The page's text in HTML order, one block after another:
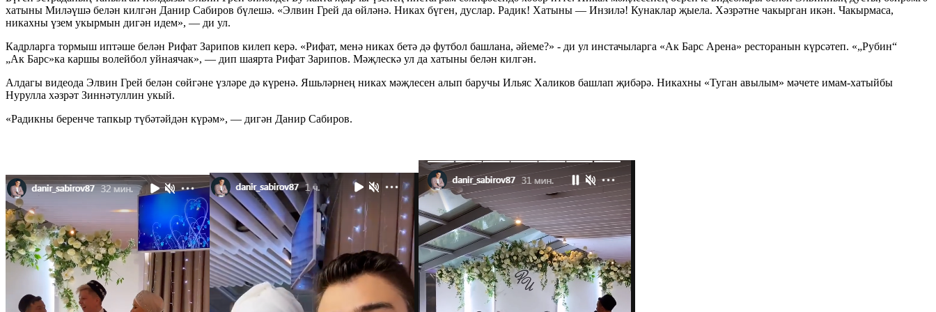
хатыны Миләүшә белән килгән Данир Сабиров бүлешә. «Элвин Грей да өйләнә. Никах бүген, дуслар. Радик! Хатыны — Инзилә! Кунаклар җыела. Хәзрәтне чакырган икән. Чакырмаса,
никахны үзем укырмын дигән идем», — ди ул.
Кадрларга тормыш иптәше белән Рифат Зарипов килеп керә. «Рифат, менә никах бетә дә футбол башлана, әйеме?» - ди ул инстачыларга «Ак Барс Арена» ресторанын күрсәтеп. «„Рубин“
„Ак Барс»ка каршы волейбол уйнаячак», — дип шаярта Рифат Зарипов. Мәҗлескә ул да хатыны белән килгән.
Алдагы видеода Элвин Грей белән сөйгәне үзләре дә күренә. Яшьләрнең никах мәҗлесен алып баручы Ильяс Халиков башлап җибәрә. Никахны «Туган авылым» мәчете имам-хатыйбы
Нурулла хәзрәт Зиннәтуллин укый.
«Радикны беренче тапкыр түбәтәйдән күрәм», — дигән Данир Сабиров.